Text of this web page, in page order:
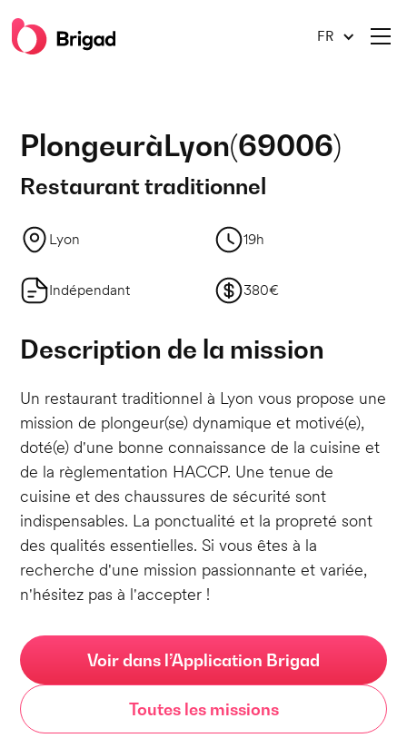
FR
PlongeuràLyon(69006)
Restaurant traditionnel
Lyon 19h
Indépendant 380€
Description de la mission
Un restaurant traditionnel à Lyon vous propose une
mission de plongeur(se) dynamique et motivé(e),
doté(e) d'une bonne connaissance de la cuisine et
de la règlementation HACCP. Une tenue de
cuisine et des chaussures de sécurité sont
indispensables. La ponctualité et la propreté sont
des qualités essentielles. Si vous êtes à la
recherche d'une mission passionnante et variée,
n'hésitez pas à l'accepter !
Voir dans l’Application Brigad
Toutes les missions